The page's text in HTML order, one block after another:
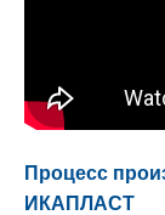
Процесс
ИКАПЛАСТ